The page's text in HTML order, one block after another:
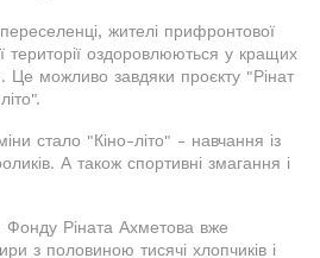
жителі прифронтової
території оздоровлюються у кращих
Це можливо завдяки проєкту "Рінат
стало "Кіно-літо" - навчання із
А також спортивні змагання і
Фонду Ріната Ахметова вже
з половиною тисячі хлопчиків і